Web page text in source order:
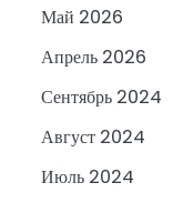
Май 2026
Апрель 2026
Сентябрь 2024
Август 2024
Июль 2024